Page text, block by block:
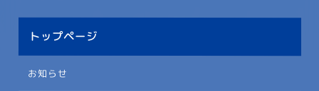
トップページ
お知らせ